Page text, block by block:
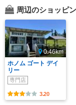
周辺のショッピ
0.46km
ホノム ゴート デイ
リー
専門店
3.20